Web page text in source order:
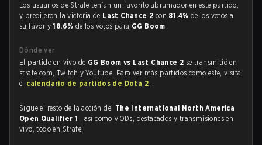
Los usuarios de Strafe tenían un favorito abrumador en este partido,
y predijeron la victoria de Last Chance 2 con 81.4% de los votos a
su favor y18.6% de los votos para GG Boom .
Dónde ver
El partido en vivo de GG Boom vs Last Chance 2 se transmitió en
strafe.com, Twitch y Youtube. Para ver más partidos como este, visita
el calendario de partidos de Dota 2 .
Sigue el resto de la acción del The International North America
Open Qualifier 1 , así como VODs, destacados y transmisiones en
vivo, todo en Strafe.